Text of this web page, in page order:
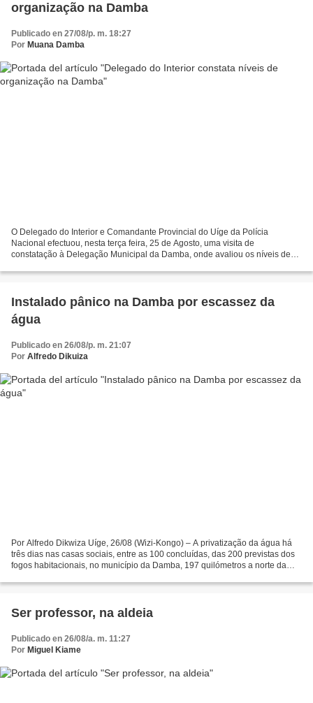
organização na Damba
Publicado en 27/08/p. m. 18:27
Por Muana Damba
O Delegado do Interior e Comandante Provincial do Uíge da Polícia
Nacional efectuou, nesta terça feira, 25 de Agosto, uma visita de
constatação à Delegação Municipal da Damba, onde avaliou os níveis de
Instalado pânico na Damba por escassez da
água
Publicado en 26/08/p. m. 21:07
Por Alfredo Dikuiza
Por Alfredo Dikwiza Uíge, 26/08 (Wizi-Kongo) – A privatização da água há
três dias nas casas sociais, entre as 100 concluídas, das 200 previstas dos
fogos habitacionais, no município da Damba, 197 quilómetros a norte da
Ser professor, na aldeia
Publicado en 26/08/a. m. 11:27
Por Miguel Kiame